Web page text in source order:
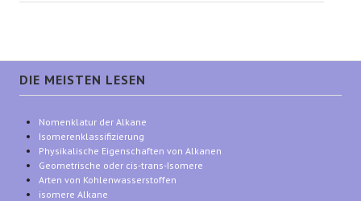
DIE MEISTEN LESEN
Nomenklatur der Alkane
Isomerenklassifizierung
Physikalische Eigenschaften von Alkanen
Geometrische oder cis-trans-Isomere
Arten von Kohlenwasserstoffen
isomere Alkane